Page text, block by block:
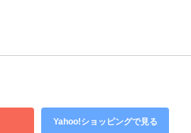
Yahoo!ショッピングで見る